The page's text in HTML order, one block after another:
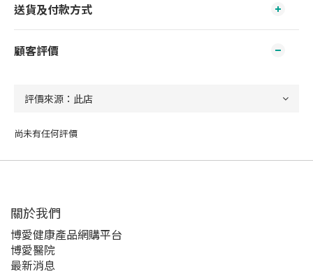
送貨及付款方式
顧客評價
尚未有任何評價
關於我們‎
博愛健康產品網購平台
博愛醫院
最新消息